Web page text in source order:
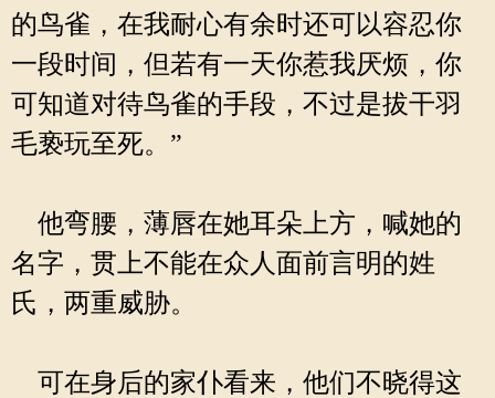
的鸟雀，在我耐心有余时还可以容忍你
一段时间，但若有一天你惹我厌烦，你
可知道对待鸟雀的手段，不过是拔干羽
毛亵玩至死。”
他弯腰，薄唇在她耳朵上方，喊她的
名字，贯上不能在众人面前言明的姓
氏，两重威胁。
可在身后的家仆看来，他们不晓得这